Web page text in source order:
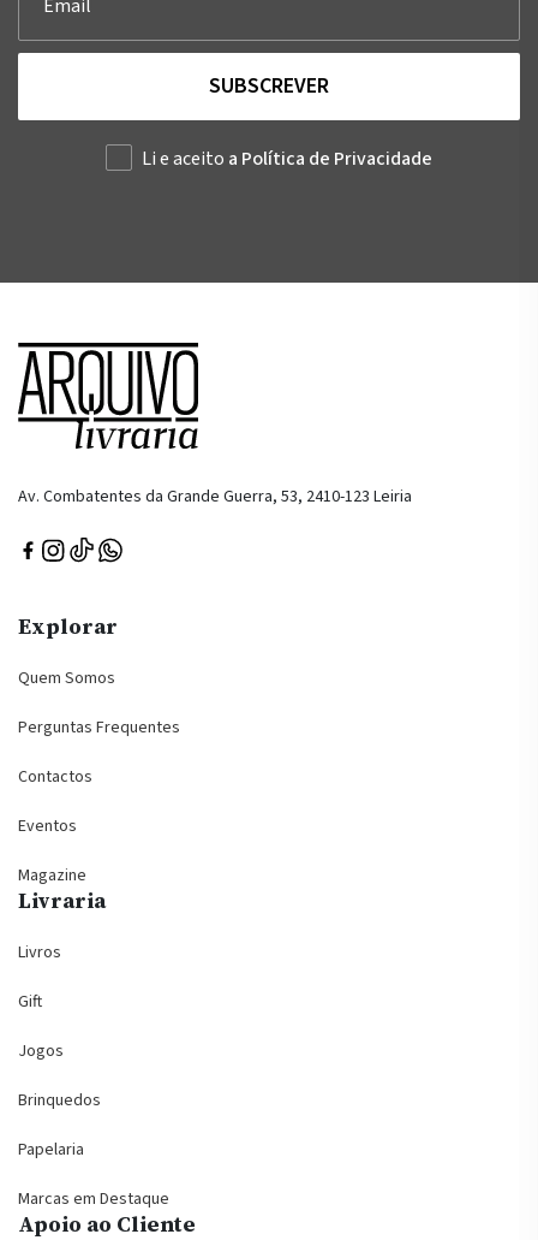
SUBSCREVER
Li e aceito a Política de Privacidade
Av. Combatentes da Grande Guerra, 53, 2410-123 Leiria
Explorar
Quem Somos
Perguntas Frequentes
Contactos
Eventos
Magazine
Livraria
Livros
Gift
Jogos
Brinquedos
Papelaria
Marcas em Destaque
Apoio ao Cliente